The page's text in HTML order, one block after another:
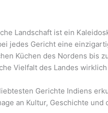
Landschaft ist ein
jedes Gericht eine
Küchen des Nordens bis
Vielfalt des Landes
Gerichte Indiens
an Kultur, Geschichte